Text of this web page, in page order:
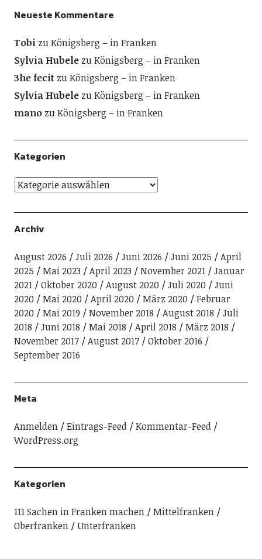
Neueste Kommentare
TobizuKönigsberg – in Franken
Sylvia HubelezuKönigsberg – in Franken
3he fecitzuKönigsberg – in Franken
Sylvia HubelezuKönigsberg – in Franken
manozuKönigsberg – in Franken
Kategorien
Archiv
August 2026 Juli 2026 Juni 2026 Juni 2025
April
2025
Mai 2023 April 2023 November 2021
Januar
2021
Oktober 2020 August 2020 Juli 2020
Juni
2020
Mai 2020 April 2020 März 2020
Februar
2020
Mai 2019 November 2018 August 2018
Juli
2018
Juni 2018 Mai 2018 April 2018
März 2018
November 2017
August 2017
Oktober 2016
September 2016
Meta
Anmelden Eintrags-Feed
Kommentar-Feed
WordPress.org
Kategorien
111 Sachen in Franken machen
Mittelfranken
Oberfranken
Unterfranken